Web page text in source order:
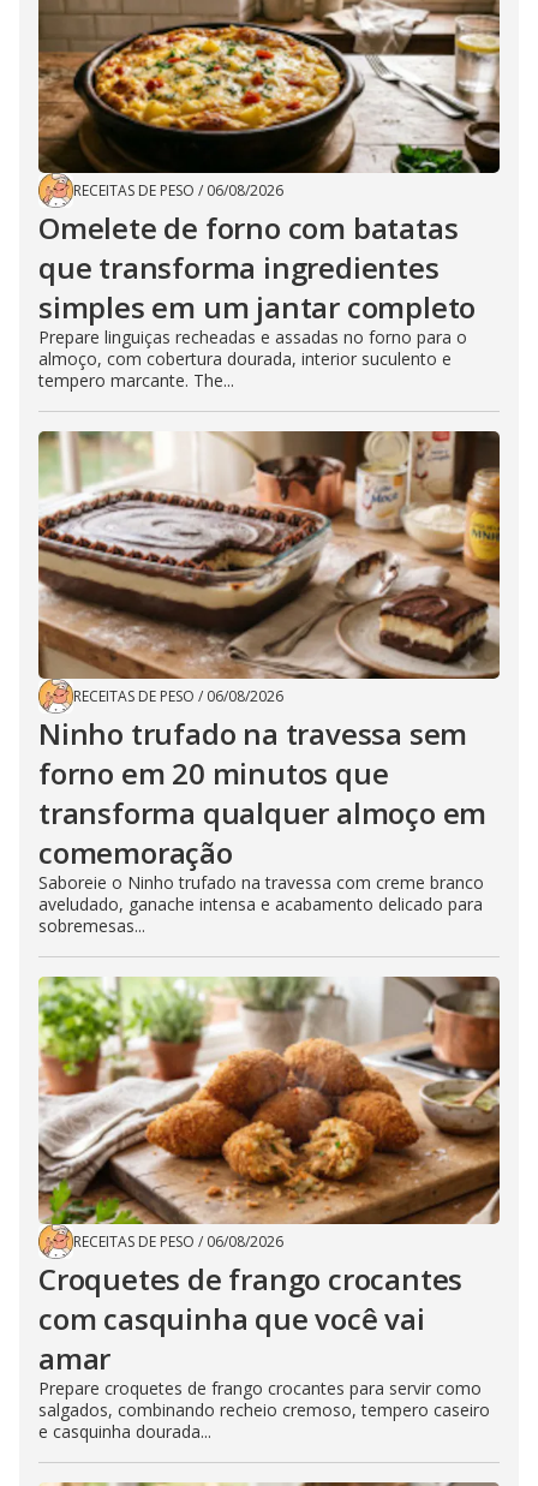
RECEITAS DE PESO / 06/08/2026
Omelete de forno com batatas
que transforma ingredientes
simples em um jantar completo
Prepare linguiças recheadas e assadas no forno para o
almoço, com cobertura dourada, interior suculento e
tempero marcante. The...
RECEITAS DE PESO / 06/08/2026
Ninho trufado na travessa sem
forno em 20 minutos que
transforma qualquer almoço em
comemoração
Saboreie o Ninho trufado na travessa com creme branco
aveludado, ganache intensa e acabamento delicado para
sobremesas...
RECEITAS DE PESO / 06/08/2026
Croquetes de frango crocantes
com casquinha que você vai
amar
Prepare croquetes de frango crocantes para servir como
salgados, combinando recheio cremoso, tempero caseiro
e casquinha dourada...